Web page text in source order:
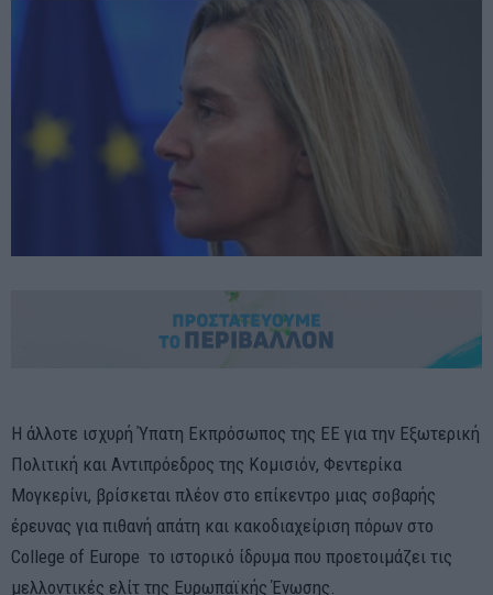
Η άλλοτε ισχυρή Ύπατη Εκπρόσωπος της ΕΕ για την Εξωτερική
Πολιτική και Αντιπρόεδρος της Κομισιόν, Φεντερίκα
Μογκερίνι, βρίσκεται πλέον στο επίκεντρο μιας σοβαρής
έρευνας για πιθανή απάτη και κακοδιαχείριση πόρων στο
College of Europe το ιστορικό ίδρυμα που προετοιμάζει τις
μελλοντικές ελίτ της Ευρωπαϊκής Ένωσης.